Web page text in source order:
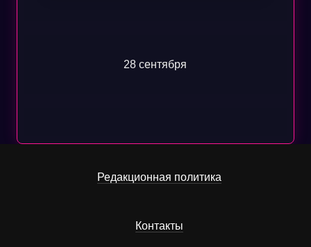
28 сентября
Редакционная политика
Контакты